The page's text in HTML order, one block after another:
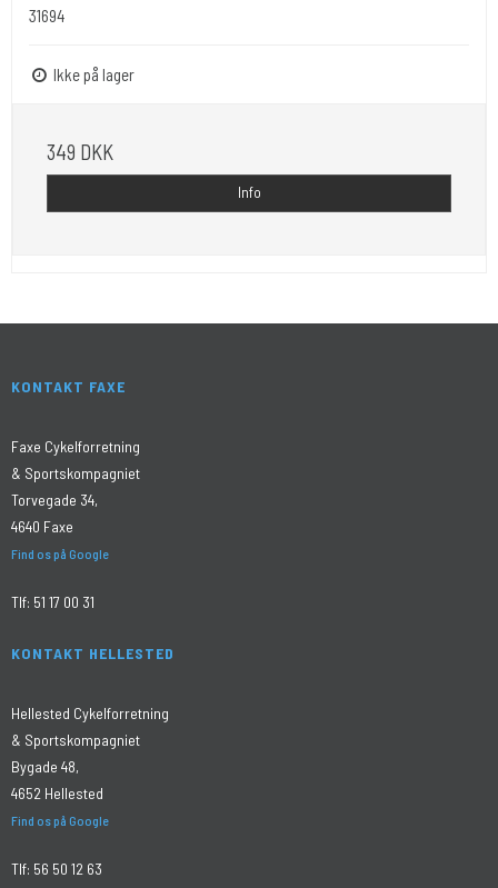
31694
Ikke på lager
349 DKK
Info
KONTAKT FAXE
Faxe Cykelforretning
& Sportskompagniet
Torvegade 34,
4640 Faxe
Find os på Google
Tlf: 51 17 00 31
KONTAKT HELLESTED
Hellested Cykelforretning
& Sportskompagniet
Bygade 48,
4652 Hellested
Find os på Google
Tlf: 56 50 12 63